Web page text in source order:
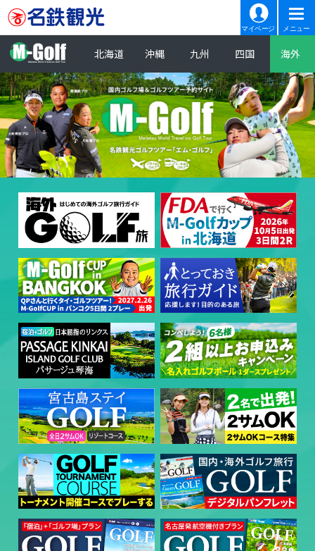
マイページ メニュー
北海道 沖縄 九州 四国 海外